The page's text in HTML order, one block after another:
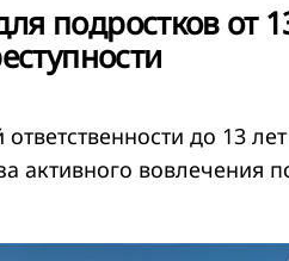
подростков от
до 13
активного вовлечения